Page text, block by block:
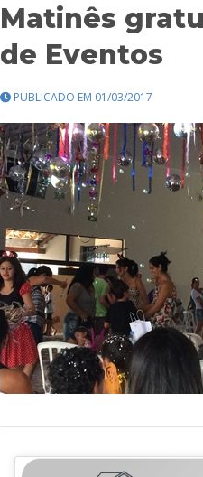
Matinês
de Eventos
PUBLICADO EM 01/03/2017